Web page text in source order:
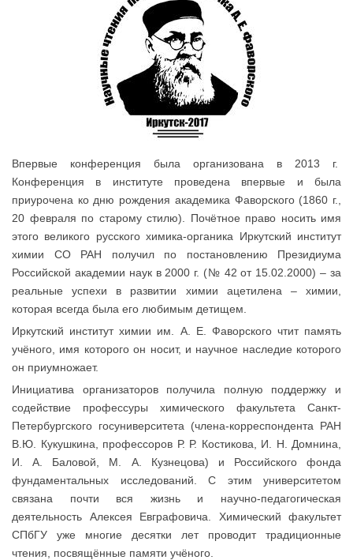
Впервые конференция была организована в 2013 г.
Конференция в институте проведена впервые и была
приурочена ко дню рождения академика Фаворского (1860 г.,
20 февраля по старому стилю). Почётное право носить имя
этого великого русского химика-органика Иркутский институт
химии СО РАН получил по постановлению Президиума
Российской академии наук в 2000 г. (№ 42 от 15.02.2000) – за
реальные успехи в развитии химии ацетилена – химии,
которая всегда была его любимым детищем.
Иркутский институт химии им. А. Е. Фаворского чтит память
учёного, имя которого он носит, и научное наследие которого
он приумножает.
Инициатива организаторов получила полную поддержку и
содействие профессуры химического факультета Санкт-
Петербургского госуниверситета (члена-корреспондента РАН
В.Ю. Кукушкина, профессоров Р. Р. Костикова, И. Н. Домнина,
И. А. Баловой, М. А. Кузнецова) и Российского фонда
фундаментальных исследований. С этим университетом
связана почти вся жизнь и научно-педагогическая
деятельность Алексея Евграфовича. Химический факультет
СПбГУ уже многие десятки лет проводит традиционные
чтения, посвящённые памяти учёного.